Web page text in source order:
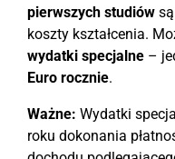
pierwszych studiów
koszty kształcenia.
wydatki specjalne –
Euro rocznie.
Ważne: Wydatki
roku dokonania